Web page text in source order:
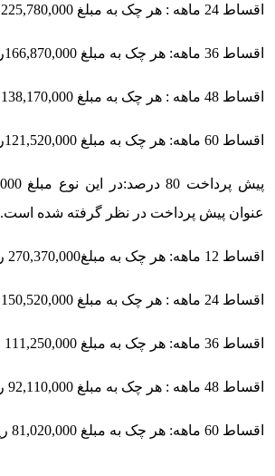
اقساط 24 ماهه : هر چک به مبلغ 225,780,000ریال
اقساط 36 ماهه: هر چک به مبلغ 166,870,000ریال
اقساط 48 ماهه : هر چک به مبلغ 138,170,000ریال
اقساط 60 ماهه: هر چک به مبلغ 121,520,000ریال
پیش پرداخت 80 درصد:
عنوان پیش پرداخت در نظر گرفته شده است.
اقساط 12 ماهه: هر چک به مبلغ270,370,000 ریال
اقساط 24 ماهه : هر چک به مبلغ 150,520,000 ریال
اقساط 36 ماهه: هر چک به مبلغ 111,250,000 ریال
اقساط 48 ماهه : هر چک به مبلغ 92,110,000 ریال
اقساط 60 ماهه: هر چک به مبلغ 81,020,000 ریال